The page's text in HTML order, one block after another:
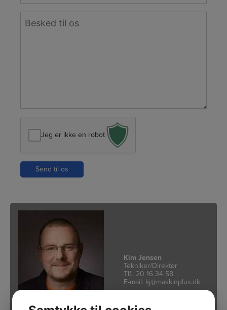
*
Besked
Jeg er ikke en robot
Kim Jensen
Tekniker/Direktør
Tlf.: 20 16 34 58
E-mail: kj@maskinplus.dk